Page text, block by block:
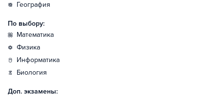
география
По выбору:
математика
физика
информатика
биология
Доп. экзамены: